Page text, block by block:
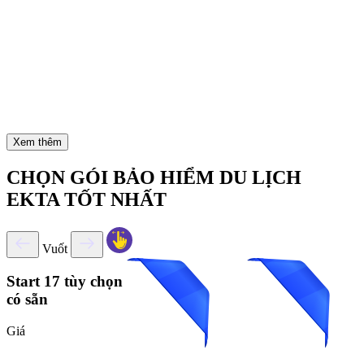
Xem thêm
CHỌN GÓI BẢO HIỂM DU LỊCH
EKTA TỐT NHẤT
Vuốt
Start 17 tùy chọn
có sẵn
Giá